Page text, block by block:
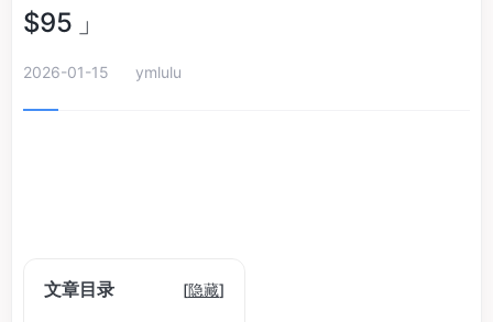
$95 」
2026-01-15 ymlulu
文章目录 [隐藏]